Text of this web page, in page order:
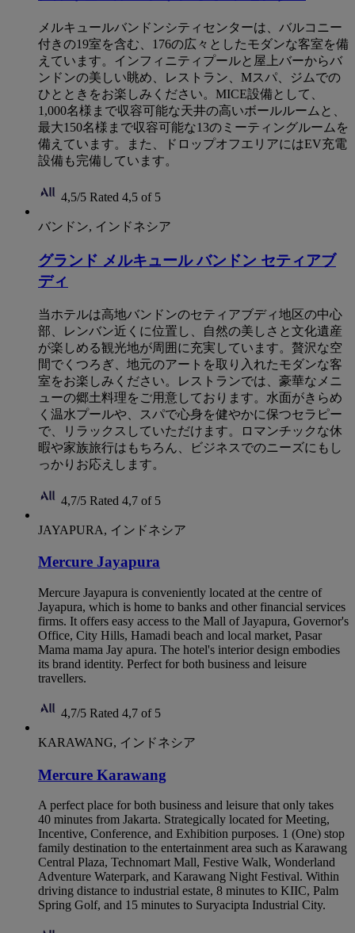
メルキュールバンドンシティセンターは、バルコニー
付きの19室を含む、176の広々としたモダンな客室を備
えています。インフィニティプールと屋上バーからバ
ンドンの美しい眺め、レストラン、Mスパ、ジムでの
ひとときをお楽しみください。MICE設備として、
1,000名様まで収容可能な天井の高いボールルームと、
最大150名様まで収容可能な13のミーティングルームを
備えています。また、ドロップオフエリアにはEV充電
設備も完備しています。
4,5/5 Rated 4,5 of 5
バンドン, インドネシア
グランド メルキュール バンドン セティアブ
ディ
当ホテルは高地バンドンのセティアブディ地区の中心
部、レンバン近くに位置し、自然の美しさと文化遺産
が楽しめる観光地が周囲に充実しています。贅沢な空
間でくつろぎ、地元のアートを取り入れたモダンな客
室をお楽しみください。レストランでは、豪華なメニ
ューの郷土料理をご用意しております。水面がきらめ
く温水プールや、スパで心身を健やかに保つセラピー
で、リラックスしていただけます。ロマンチックな休
暇や家族旅行はもちろん、ビジネスでのニーズにもし
っかりお応えします。
4,7/5 Rated 4,7 of 5
JAYAPURA, インドネシア
Mercure Jayapura
Mercure Jayapura is conveniently located at the centre of
Jayapura, which is home to banks and other financial services
firms. It offers easy access to the Mall of Jayapura, Governor's
Office, City Hills, Hamadi beach and local market, Pasar
Mama mama Jay apura. The hotel's interior design embodies
its brand identity. Perfect for both business and leisure
travellers.
4,7/5 Rated 4,7 of 5
KARAWANG, インドネシア
Mercure Karawang
A perfect place for both business and leisure that only takes
40 minutes from Jakarta. Strategically located for Meeting,
Incentive, Conference, and Exhibition purposes. 1 (One) stop
family destination to the entertainment area such as Karawang
Central Plaza, Technomart Mall, Festive Walk, Wonderland
Adventure Waterpark, and Karawang Night Festival. Within
driving distance to industrial estate, 8 minutes to KIIC, Palm
Spring Golf, and 15 minutes to Suryacipta Industrial City.